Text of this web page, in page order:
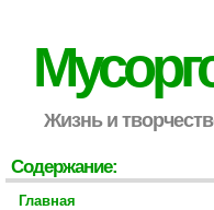
Жизнь и
Содержание:
Главная